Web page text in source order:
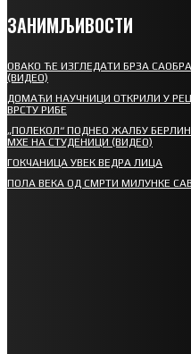
ЗАНИМЉИВОСТИ
ОВАКО ЋЕ ИЗГЛЕДАТИ БРЗА
(ВИДЕО)
ДОМАЋИ НАУЧНИЦИ ОТКРИЛИ У
ВРСТУ РИБЕ
„ПОЛЕКОЛ“ ПОДНЕО ЖАЛБУ
МХЕ НА СТУДЕНИЦИ (ВИДЕО)
ГОКЧАНИЦА УВЕК ВЕДРА ЛИЦА
ПОЛА ВЕКА ОД СМРТИ МИЛУНКЕ